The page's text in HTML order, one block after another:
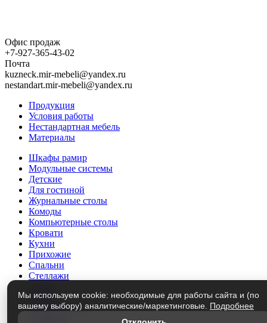
Офис продаж
+7-927-365-43-02
Почта
kuzneck.mir-mebeli@yandex.ru
nestandart.mir-mebeli@yandex.ru
Продукция
Условия работы
Нестандартная мебель
Материалы
Шкафы рамир
Модульные системы
Детские
Для гостиной
Журнальные столы
Комоды
Компьютерные столы
Кровати
Кухни
Прихожие
Спальни
Стеллажи
Трюмо
Тумбы под ТВ
Мы используем cookie: необходимые для работы сайта и (по
вашему выбору) аналитические/маркетинговые. Подробнее